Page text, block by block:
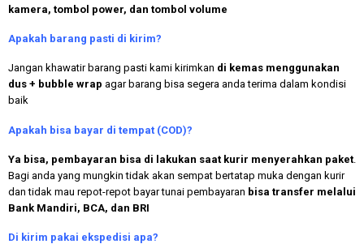
kamera, tombol power, dan tombol volume
Apakah barang pasti di kirim?
Jangan khawatir barang pasti kami kirimkan di kemas menggunakan
dus + bubble wrap agar barang bisa segera anda terima dalam kondisi
baik
Apakah bisa bayar di tempat (COD)?
Ya bisa, pembayaran bisa di lakukan saat kurir menyerahkan paket
Bagi anda yang mungkin tidak akan sempat bertatap muka dengan kurir
dan tidak mau repot-repot bayar tunai pembayaran bisa transfer melalui
Bank Mandiri, BCA, dan BRI
Di kirim pakai ekspedisi apa?